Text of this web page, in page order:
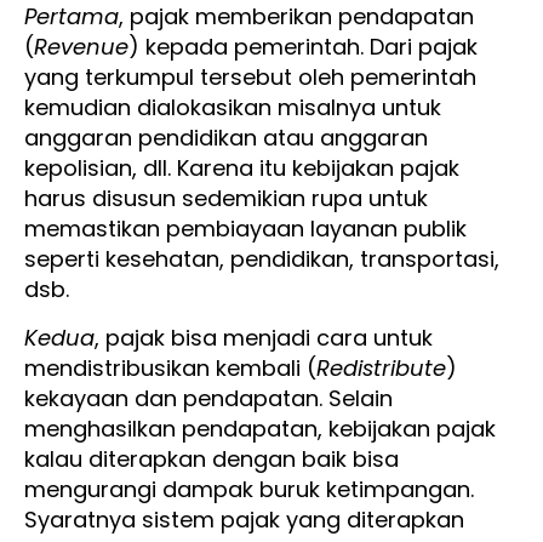
Pertama, pajak memberikan pendapatan
(Revenue) kepada pemerintah. Dari pajak
yang terkumpul tersebut oleh pemerintah
kemudian dialokasikan misalnya untuk
anggaran pendidikan atau anggaran
kepolisian, dll. Karena itu kebijakan pajak
harus disusun sedemikian rupa untuk
memastikan pembiayaan layanan publik
seperti kesehatan, pendidikan, transportasi,
dsb.
Kedua, pajak bisa menjadi cara untuk
mendistribusikan kembali (Redistribute)
kekayaan dan pendapatan. Selain
menghasilkan pendapatan, kebijakan pajak
kalau diterapkan dengan baik bisa
mengurangi dampak buruk ketimpangan.
Syaratnya sistem pajak yang diterapkan